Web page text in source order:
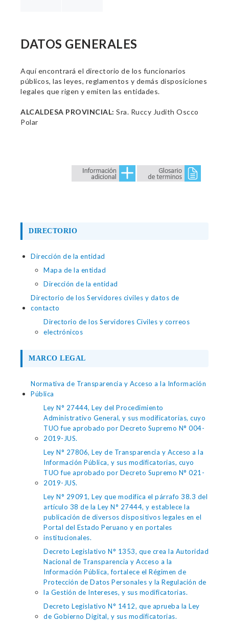
DATOS GENERALES
Aquí encontrará el directorio de los funcionarios
públicos, las leyes, reglamentos y demás disposiciones
legales que rigen y emiten las entidades.
ALCALDESA PROVINCIAL: Sra. Ruccy Judith Oscco
Polar
DIRECTORIO
Dirección de la entidad
Mapa de la entidad
Dirección de la entidad
Directorio de los Servidores civiles y datos de
contacto
Directorio de los Servidores Civiles y correos
electrónicos
MARCO LEGAL
Normativa de Transparencia y Acceso a la Información
Pública
Ley N° 27444, Ley del Procedimiento
Administrativo General, y sus modificatorias, cuyo
TUO fue aprobado por Decreto Supremo N° 004-
2019-JUS.
Ley N° 27806, Ley de Transparencia y Acceso a la
Información Pública, y sus modificatorias, cuyo
TUO fue aprobado por Decreto Supremo N° 021-
2019-JUS.
Ley N° 29091, Ley que modifica el párrafo 38.3 del
artículo 38 de la Ley N° 27444, y establece la
publicación de diversos dispositivos legales en el
Portal del Estado Peruano y en portales
institucionales.
Decreto Legislativo N° 1353, que crea la Autoridad
Nacional de Transparencia y Acceso a la
Información Pública, fortalece el Régimen de
Protección de Datos Personales y la Regulación de
la Gestión de Intereses, y sus modificatorias.
Decreto Legislativo N° 1412, que aprueba la Ley
de Gobierno Digital, y sus modificatorias.